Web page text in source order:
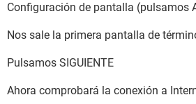
Configuración de pantalla (pulsamos
Nos sale la primera pantalla de
Pulsamos SIGUIENTE
Ahora comprobará la conexión a